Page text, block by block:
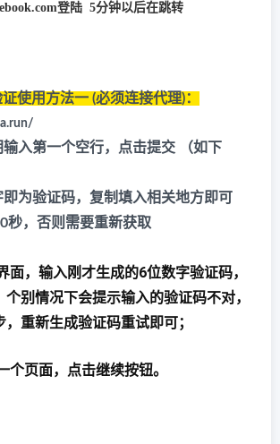
登陆 5分钟以后在跳转
使用方法一 (必须连接代理)：
入第一个空行，点击提交 （如下
为验证码，复制填入相关地方即可
秒，否则需要重新获取
面，输入刚才生成的6位数字验证码，
别情况下会提示输入的验证码不对，
重新生成验证码重试即可；
个页面，点击继续按钮。